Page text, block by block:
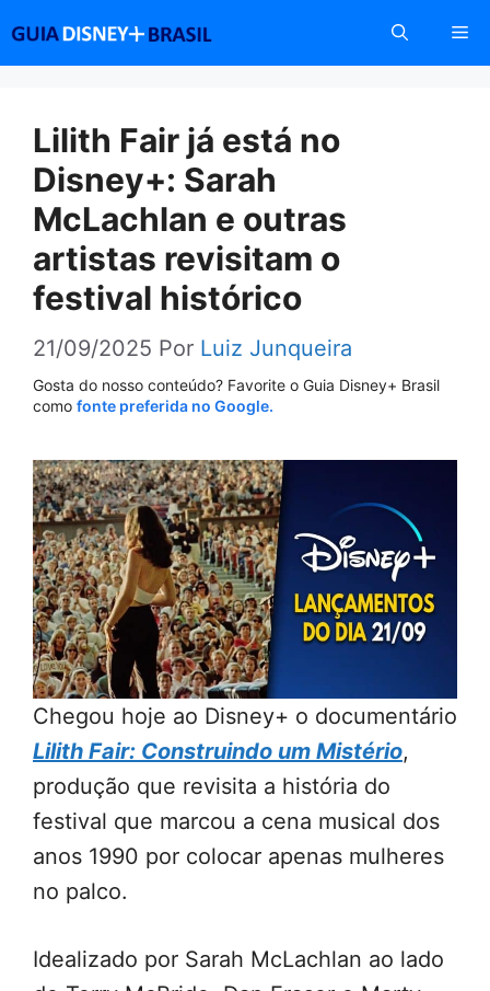
conteúdo
Lilith Fair já está no
Disney+: Sarah
McLachlan e outras
artistas revisitam o
festival histórico
21/09/2025 Por Luiz Junqueira
Gosta do nosso conteúdo? Favorite o Guia Disney+ Brasil
como fonte preferida no Google.
Chegou hoje ao Disney+ o documentário
Lilith Fair: Construindo um Mistério,
produção que revisita a história do
festival que marcou a cena musical dos
anos 1990 por colocar apenas mulheres
no palco.
Idealizado por Sarah McLachlan ao lado